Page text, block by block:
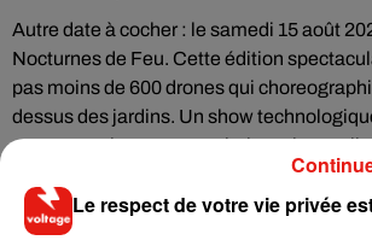
Autre date à cocher : le samedi 15 août
Nocturnes de Feu. Cette édition
pas moins de 600 drones qui
dessus des jardins. Un show
entre mapping et pyrotechnie, qui
productions scéniques des festivals
ambitieux. La frontière entre art
n'a jamais semblé aussi fine.
Le respect de votre vie privée